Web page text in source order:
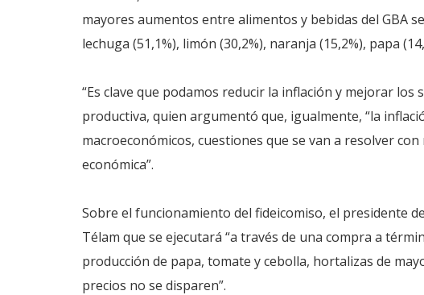
mayores aumentos entre alimentos y bebidas del GBA
lechuga (51,1%), limón (30,2%), naranja (15,2%), papa
“Es clave que podamos reducir la inflación y mejorar
productiva, quien argumentó que, igualmente, “la
macroeconómicos, cuestiones que se van a resolver
económica”.
Sobre el funcionamiento del fideicomiso, el presidente
Télam que se ejecutará “a través de una compra a
producción de papa, tomate y cebolla, hortalizas de
precios no se disparen”.